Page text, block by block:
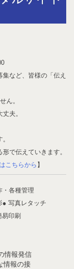
など、皆様の「伝え
ん。
夫。
で伝えていきます。
こちらから 】
・各種管理
● 写真レタッチ
印刷
情報発信
情報の接